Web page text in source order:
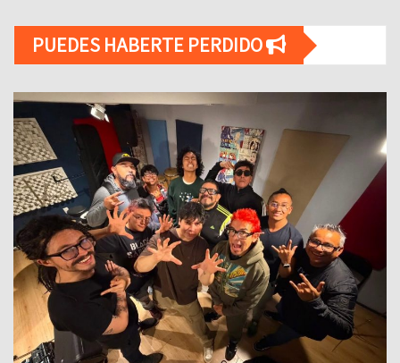
PUEDES HABERTE PERDIDO